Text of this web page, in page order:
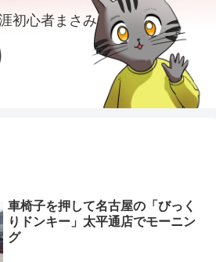
初心者まさみ
車椅子を押して名古屋の「びっく
りドンキー」太平通店でモーニン
グ